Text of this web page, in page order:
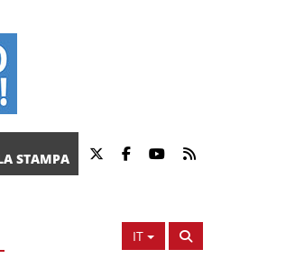
STAMPA
IT